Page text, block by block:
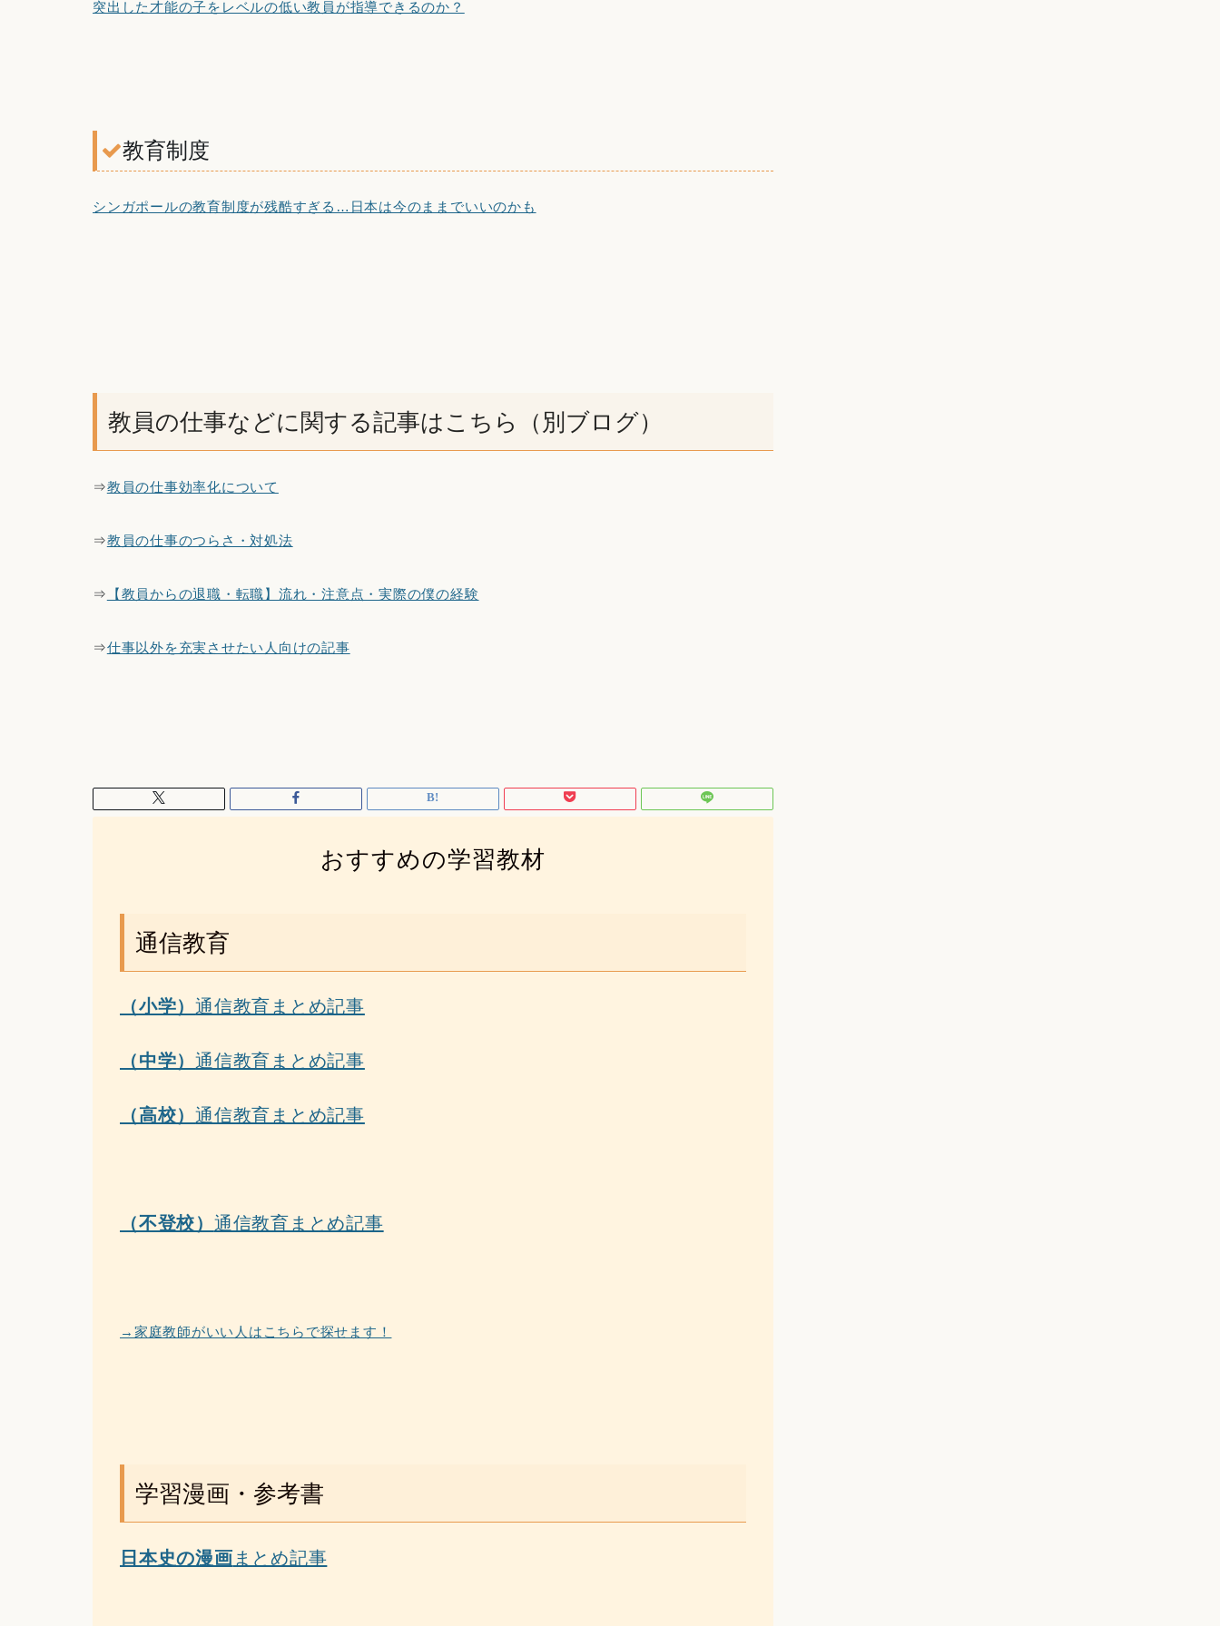
突出した才能の子をレベルの低い教員が指導できるのか？
教育制度
シンガポールの教育制度が残酷すぎる…日本は今のままでいいのかも
教員の仕事などに関する記事はこちら（別ブログ）
⇒教員の仕事効率化について
⇒教員の仕事のつらさ・対処法
⇒ 【教員からの退職・転職】流れ・注意点・実際の僕の経験
⇒仕事以外を充実させたい人向けの記事
おすすめの学習教材
通信教育
（小学）通信教育まとめ記事
（中学）通信教育まとめ記事
（高校）通信教育まとめ記事
（不登校） 通信教育まとめ記事
→家庭教師がいい人はこちらで探せます！
学習漫画・参考書
日本史の漫画 まとめ記事